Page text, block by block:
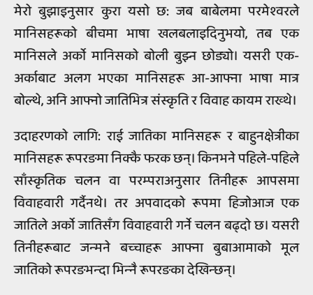
मेरो बुझाइनुसार कुरा यसो छ: जब बाबेलमा परमेश्‍वरले
मानिसहरूको बीचमा भाषा खलबलाइदिनुभयो, तब एक
मानिसले अर्को मानिसको बोली बुझ्न छोड्यो। यसरी एक-
अर्काबाट अलग भएका मानिसहरू आ-आफ्‍ना भाषा मात्र
बोल्थे, अनि आफ्नो जातिभित्र संस्कृति र विवाह कायम राख्‍थे।
उदाहरणको लागि: राई जातिका मानिसहरू र बाहुनक्षेत्रीका
मानिसहरू रूपरङमा निक्कै फरक छन्‌। किनभने पहिले-पहिले
साँस्‍कृतिक चलन वा परम्‍पराअनुसार तिनीहरू आपसमा
विवाहवारी गर्दैनथे। तर अपवादको रूपमा हिजोआज एक
जातिले अर्को जातिसँग विवाहवारी गर्ने चलन बढ्‍दो छ। यसरी
तिनीहरूबाट जन्‍मने बच्‍चाहरू आफ्‍ना बुबाआमाको मूल
जातिको रूपरङभन्‍दा भिन्‍नै रूपरङका देखिन्‍छन्‌।